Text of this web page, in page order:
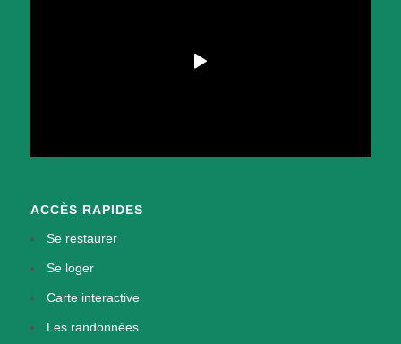
ACCÈS RAPIDES
Se restaurer
Se loger
Carte interactive
Les randonnées